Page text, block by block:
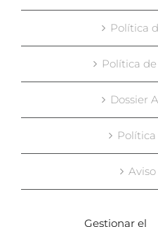
Gestionar el
Política
Política
Dossier